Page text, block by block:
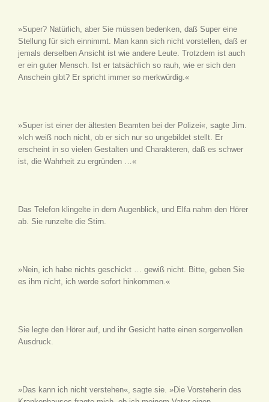
»Super? Natürlich, aber Sie müssen bedenken, daß Super eine
Stellung für sich einnimmt. Man kann sich nicht vorstellen, daß er
jemals derselben Ansicht ist wie andere Leute. Trotzdem ist auch
er ein guter Mensch. Ist er tatsächlich so rauh, wie er sich den
Anschein gibt? Er spricht immer so merkwürdig.«
»Super ist einer der ältesten Beamten bei der Polizei«, sagte Jim.
»Ich weiß noch nicht, ob er sich nur so ungebildet stellt. Er
erscheint in so vielen Gestalten und Charakteren, daß es schwer
ist, die Wahrheit zu ergründen …«
Das Telefon klingelte in dem Augenblick, und Elfa nahm den Hörer
ab. Sie runzelte die Stirn.
»Nein, ich habe nichts geschickt … gewiß nicht. Bitte, geben Sie
es ihm nicht, ich werde sofort hinkommen.«
Sie legte den Hörer auf, und ihr Gesicht hatte einen sorgenvollen
Ausdruck.
»Das kann ich nicht verstehen«, sagte sie. »Die Vorsteherin des